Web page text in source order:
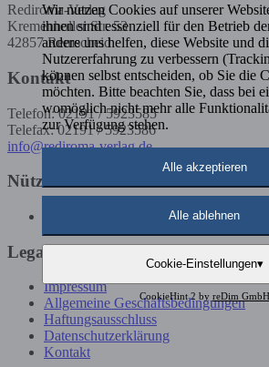
Rediroma-Verlag
Kremenholler Str. 53
42857 Remscheid
Kontakt
Telefon: 02191 / 5923585
Telefax: 02191 / 5923586
info@rediroma-verlag.de
Nützliche Infos
Günstige Buchveröffentlichung
Legals
Impressum
Allgemeine Geschäftsbedingungen
Haftungsausschluss
Datenschutzerklärung
Kontakt
Wir nutzen Cookies auf unserer
ihnen sind essenziell für den Betrieb
andere uns helfen, diese Website und
Nutzererfahrung zu verbessern
können selbst entscheiden, ob Sie die
möchten. Bitte beachten Sie, dass bei
womöglich nicht mehr alle
zur Verfügung stehen.
Alle akzeptieren
Alle ablehnen
Cookie-Einstellungen▾
CookieHint 2 by reDim GmbH